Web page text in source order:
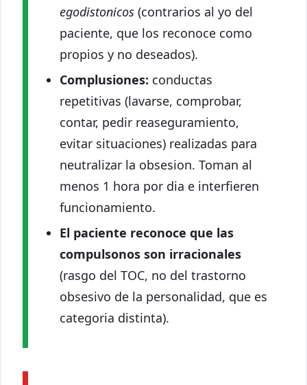
egodistonicos (contrarios al yo del
paciente, que los reconoce como
propios y no deseados).
Complusiones: conductas
repetitivas (lavarse, comprobar,
contar, pedir reaseguramiento,
evitar situaciones) realizadas para
neutralizar la obsesion. Toman al
menos 1 hora por dia e interfieren
funcionamiento.
El paciente reconoce que las
compulsonos son irracionales
(rasgo del TOC, no del trastorno
obsesivo de la personalidad, que es
categoria distinta).